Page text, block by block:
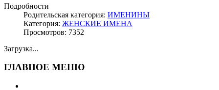
Подробности
Родительская категория: ИМЕНИНЫ
Категория: ЖЕНСКИЕ ИМЕНА
Просмотров: 7352
Загрузка...
ГЛАВНОЕ МЕНЮ